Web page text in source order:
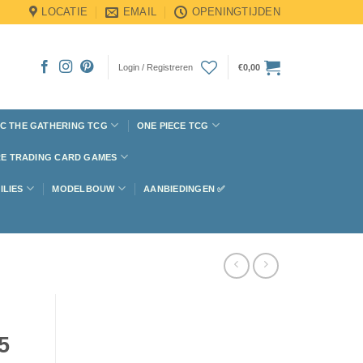
LOCATIE EMAIL OPENINGTIJDEN
Login / Registreren €0,00
THE GATHERING TCG ONE PIECE TCG
TRADING CARD GAMES
MODELBOUW AANBIEDINGEN ✅